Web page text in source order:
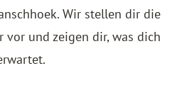
Wir stellen dir die
vor und zeigen dir, was dich